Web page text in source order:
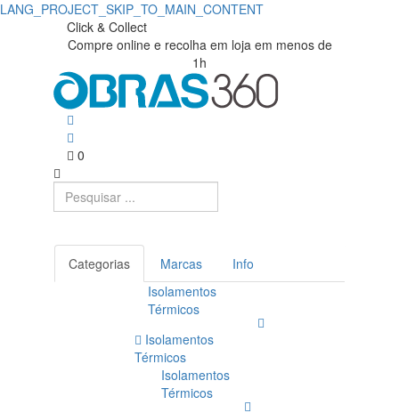
LANG_PROJECT_SKIP_TO_MAIN_CONTENT
Poliestireno
Expandido
Obras360
Obras360
Materiais
Construção
Click & Collect
Compre online e recolha em loja em menos de
1h
0
Categorias Marcas
Info
Isolamentos
Térmicos
Isolamentos
Térmicos
Isolamentos
Térmicos